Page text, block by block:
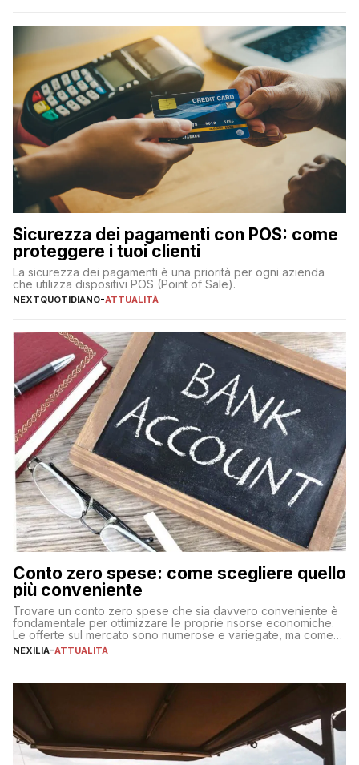
Sicurezza dei pagamenti con POS: come
proteggere i tuoi clienti
La sicurezza dei pagamenti è una priorità per ogni azienda
che utilizza dispositivi POS (Point of Sale).
NEXTQUOTIDIANO-ATTUALITÀ
Conto zero spese: come scegliere quello
più conveniente
Trovare un conto zero spese che sia davvero conveniente è
fondamentale per ottimizzare le proprie risorse economiche.
Le offerte sul mercato sono numerose e variegate, ma come
individuare quella più adatta alle proprie esigenze senza
sul […]
NEXILIA-ATTUALITÀ